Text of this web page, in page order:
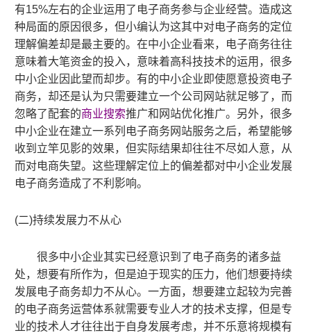
有15%左右的企业运用了电子商务参与企业经营。造成这
种局面的原因很多， 但小编认为这其中对电子商务的定位
理解偏差却是最主要的。在中小企业看来，
电子商务往往
意味着大笔资金的投入 ， 意味着高科技技术的运用 ， 很多
中小企业 因此望而却步。有的中小企业 即使愿意投资电子
商务， 却还是认为只需要建立一个公司网站就足够了 ，而
忽略了配套的商业搜索推广和网站优化推广。另外， 很多
中小企业在建立一系列电子商务网站服务之后， 希望能够
收到立竿见影的效果， 但实际结果却往往不尽如人意，
从
而对电商失望。这些理解定位上的偏差都对中小企业发展
电子商务造成了不利影响。
(二)持续发展力不从心
很多中小企业其实已经意识到了电子商务的诸多益
处， 想要有所作为， 但是迫于现实的压力， 他们想要持续
发展电子商务却力不从心。一方面， 想要建立起较为完善
的电子商务运营体系就需要专业人才的技术支撑， 但是专
业的技术人才往往出于自身发展考虑， 并不乐意将规模有